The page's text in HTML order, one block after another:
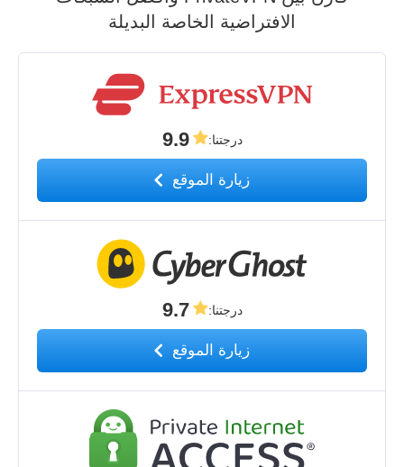
الافتراضية الخاصة البديلة
درجتنا:
9.9
زيارة الموقع
درجتنا:
9.7
زيارة الموقع